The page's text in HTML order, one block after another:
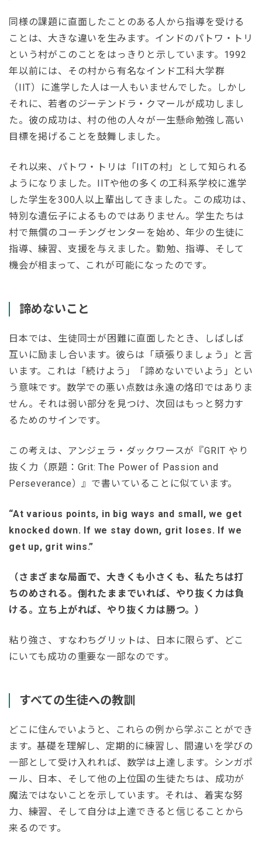
同様の課題に直面したことのある人から指導を受ける
ことは、大きな違いを生みます。インドのパトワ・トリ
という村がこのことをはっきりと示しています。1992
年以前には、その村から有名なインド工科大学群
（IIT）に進学した人は一人もいませんでした。しかし
それに、若者のジーテンドラ・クマールが成功しまし
た。彼の成功は、村の他の人々が一生懸命勉強し高い
目標を掲げることを鼓舞しました。
それ以来、パトワ・トリは「IITの村」として知られる
ようになりました。IITや他の多くの工科系学校に進学
した学生を300人以上輩出してきました。この成功は、
特別な遺伝子によるものではありません。学生たちは
村で無償のコーチングセンターを始め、年少の生徒に
指導、練習、支援を与えました。勤勉、指導、そして
機会が相まって、これが可能になったのです。
諦めないこと
日本では、生徒同士が困難に直面したとき、しばしば
互いに励まし合います。彼らは「頑張りましょう」と言
います。これは「続けよう」「諦めないでいよう」とい
う意味です。数学での悪い点数は永遠の烙印ではありま
せん。それは弱い部分を見つけ、次回はもっと努力す
るためのサインです。
この考えは、アンジェラ・ダックワースが『GRIT やり
抜く力（原題：Grit: The Power of Passion and
Perseverance）』で書いていることに似ています。
“At various points, in big ways and small, we get
knocked down. If we stay down, grit loses. If we
get up, grit wins.”
（さまざまな局面で、大きくも小さくも、私たちは打
ちのめされる。倒れたままでいれば、やり抜く力は負
ける。立ち上がれば、やり抜く力は勝つ。）
粘り強さ、すなわちグリットは、日本に限らず、どこ
にいても成功の重要な一部なのです。
すべての生徒への教訓
どこに住んでいようと、これらの例から学ぶことができ
ます。基礎を理解し、定期的に練習し、間違いを学びの
一部として受け入れれば、数学は上達します。シンガポ
ール、日本、そして他の上位国の生徒たちは、成功が
魔法ではないことを示しています。それは、着実な努
力、練習、そして自分は上達できると信じることから
来るのです。